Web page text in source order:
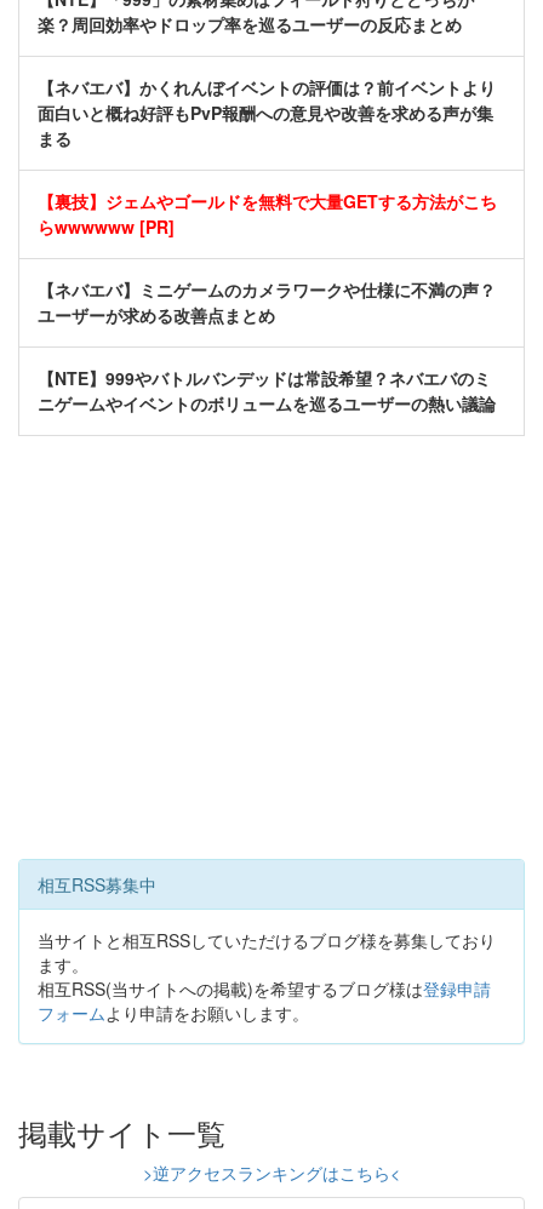
楽？周回効率やドロップ率を巡るユーザーの反応まとめ
【ネバエバ】かくれんぼイベントの評価は？前イベントより
面白いと概ね好評もPvP報酬への意見や改善を求める声が集
まる
【裏技】ジェムやゴールドを無料で大量GETする方法がこち
らwwwwww [PR]
【ネバエバ】ミニゲームのカメラワークや仕様に不満の声？
ユーザーが求める改善点まとめ
【NTE】999やバトルバンデッドは常設希望？ネバエバのミ
ニゲームやイベントのボリュームを巡るユーザーの熱い議論
相互RSS募集中
当サイトと相互RSSしていただけるブログ様を募集しており
ます。
相互RSS(当サイトへの掲載)を希望するブログ様は登録申請
フォームより申請をお願いします。
掲載サイト一覧
>逆アクセスランキングはこちら<